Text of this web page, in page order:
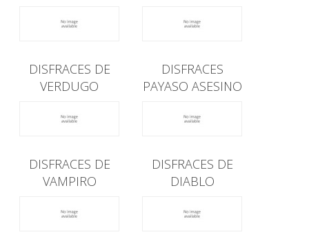
DISFRACES DE
VERDUGO
DISFRACES
PAYASO ASESINO
DISFRACES DE
VAMPIRO
DISFRACES DE
DIABLO